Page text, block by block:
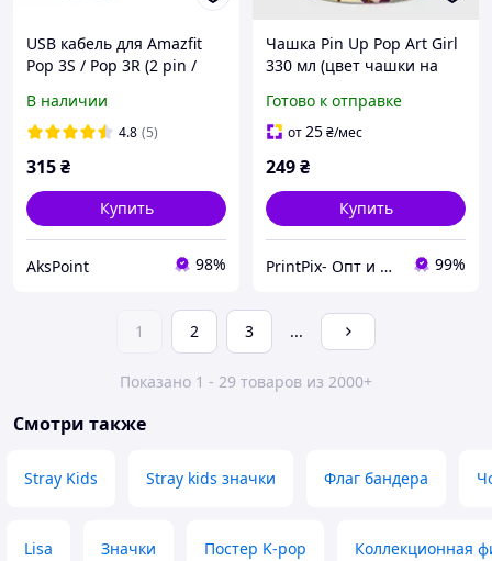
USB кабель для Amazfit
Pop 3S / Pop 3R (2 pin /
В наличии
4.8 (5)
315₴
Купить
AksPoint 98%
Чашка Pin Up Pop Art Girl
330 мл (цвет чашки на
Готово к отправке
от25₴/мес
249₴
Купить
PrintPix- Опт и Розница 99%
1 2 3 ...
Показано 1 - 29 товаров из 2000+
Смотри также
Stray Kids Stray kids значки Флаг бандера
Lisa Значки Постер K-pop Коллекционная